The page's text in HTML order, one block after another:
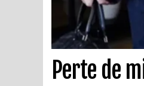
Perte de